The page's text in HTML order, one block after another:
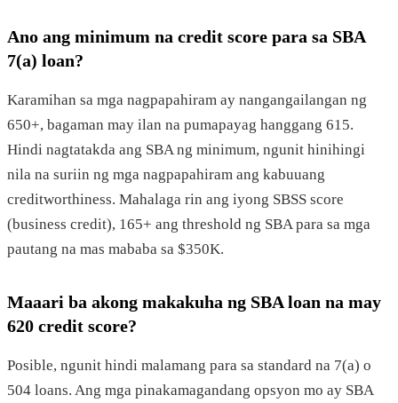
Ano ang minimum na credit score para sa SBA
7(a) loan?
Karamihan sa mga nagpapahiram ay nangangailangan ng
650+, bagaman may ilan na pumapayag hanggang 615.
Hindi nagtatakda ang SBA ng minimum, ngunit hinihingi
nila na suriin ng mga nagpapahiram ang kabuuang
creditworthiness. Mahalaga rin ang iyong SBSS score
(business credit), 165+ ang threshold ng SBA para sa mga
pautang na mas mababa sa $350K.
Maaari ba akong makakuha ng SBA loan na may
620 credit score?
Posible, ngunit hindi malamang para sa standard na 7(a) o
504 loans. Ang mga pinakamagandang opsyon mo ay SBA